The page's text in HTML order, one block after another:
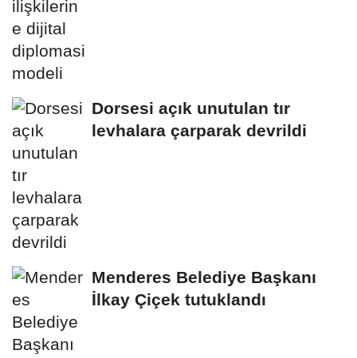
Dorsesi açık unutulan tır
levhalara çarparak devrildi
Menderes Belediye Başkanı
İlkay Çiçek tutuklandı